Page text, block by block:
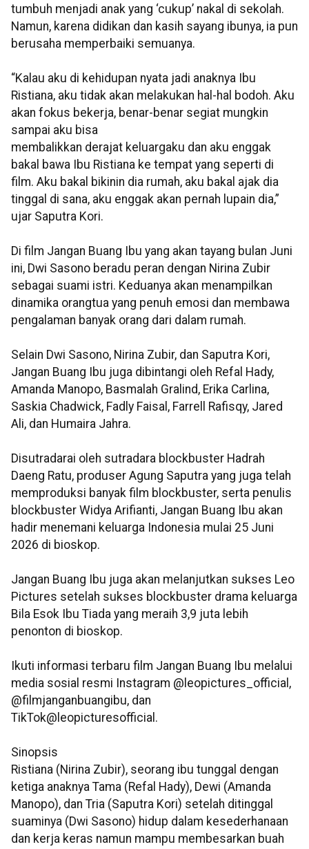
tumbuh menjadi anak yang ‘cukup’ nakal di sekolah.
Namun, karena didikan dan kasih sayang ibunya, ia pun
berusaha memperbaiki semuanya.
“Kalau aku di kehidupan nyata jadi anaknya Ibu
Ristiana, aku tidak akan melakukan hal-hal bodoh. Aku
akan fokus bekerja, benar-benar segiat mungkin
sampai aku bisa
membalikkan derajat keluargaku dan aku enggak
bakal bawa Ibu Ristiana ke tempat yang seperti di
film. Aku bakal bikinin dia rumah, aku bakal ajak dia
tinggal di sana, aku enggak akan pernah lupain dia,”
ujar Saputra Kori.
Di film Jangan Buang Ibu yang akan tayang bulan Juni
ini, Dwi Sasono beradu peran dengan Nirina Zubir
sebagai suami istri. Keduanya akan menampilkan
dinamika orangtua yang penuh emosi dan membawa
pengalaman banyak orang dari dalam rumah.
Selain Dwi Sasono, Nirina Zubir, dan Saputra Kori,
Jangan Buang Ibu juga dibintangi oleh Refal Hady,
Amanda Manopo, Basmalah Gralind, Erika Carlina,
Saskia Chadwick, Fadly Faisal, Farrell Rafisqy, Jared
Ali, dan Humaira Jahra.
Disutradarai oleh sutradara blockbuster Hadrah
Daeng Ratu, produser Agung Saputra yang juga telah
memproduksi banyak film blockbuster, serta penulis
blockbuster Widya Arifianti, Jangan Buang Ibu akan
hadir menemani keluarga Indonesia mulai 25 Juni
2026 di bioskop.
Jangan Buang Ibu juga akan melanjutkan sukses Leo
Pictures setelah sukses blockbuster drama keluarga
Bila Esok Ibu Tiada yang meraih 3,9 juta lebih
penonton di bioskop.
Ikuti informasi terbaru film Jangan Buang Ibu melalui
media sosial resmi Instagram @leopictures_official,
@filmjanganbuangibu, dan
TikTok@leopicturesofficial.
Sinopsis
Ristiana (Nirina Zubir), seorang ibu tunggal dengan
ketiga anaknya Tama (Refal Hady), Dewi (Amanda
Manopo), dan Tria (Saputra Kori) setelah ditinggal
suaminya (Dwi Sasono) hidup dalam kesederhanaan
dan kerja keras namun mampu membesarkan buah